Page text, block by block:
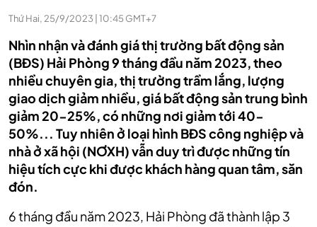
Thứ Hai, 25/9/2023 | 10:45 GMT+7
Nhìn nhận và đánh giá thị trường bất động sản
(BĐS) Hải Phòng 9 tháng đầu năm 2023, theo
nhiều chuyên gia, thị trường trầm lắng, lượng
giao dịch giảm nhiều, giá bất động sản trung bình
giảm 20-25%, có những nơi giảm tới 40-
50%... Tuy nhiên ở loại hình BĐS công nghiệp và
nhà ở xã hội (NƠXH) vẫn duy trì được những tín
hiệu tích cực khi được khách hàng quan tâm, săn
đón.
6 tháng đầu năm 2023, Hải Phòng đã thành lập 3